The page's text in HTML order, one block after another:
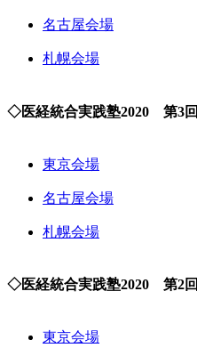
名古屋会場
札幌会場
◇医経統合実践塾2020 第3回
東京会場
名古屋会場
札幌会場
◇医経統合実践塾2020 第2回
東京会場